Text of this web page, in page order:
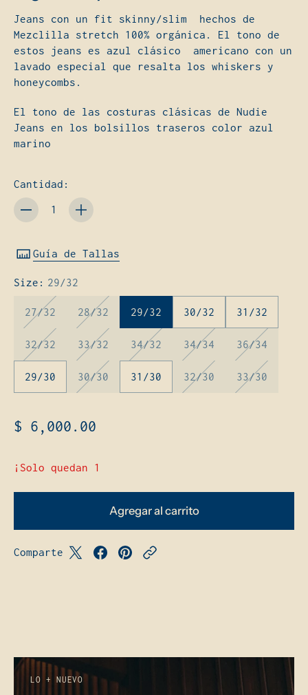
e
m
Jeans
con un fit skinny/slim hechos de
Mezclilla stretch 100% orgánica. El tono de
estos jeans es azul clásico
americano con un
lavado especial que resalta los whiskers y
honeycombs.
El tono de las costuras clásicas de Nudie
Jeans en los bolsillos traseros color azul
marino
Cantidad:
Cantidad
Guía de Tallas
Size: 29/32
27/32 28/32 29/32 30/32 31/32
32/32 33/32 34/32 34/34 36/34
29/30 30/30 31/30 32/30 33/30
$ 6,000.00
¡Solo quedan 1
Agregar al carrito
Comparte
LO + NUEVO